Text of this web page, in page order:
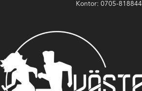
Kontor: 0705-818844